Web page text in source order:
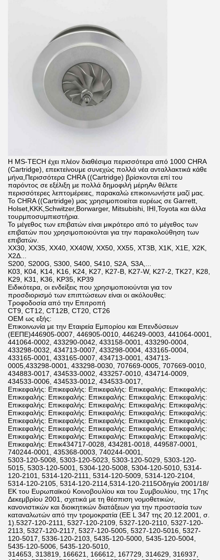
Η MS-TECH έχει πλέον διαθέσιμα περισσότερα από 1000 CHRA
(Cartridge), επεκτείνουμε συνεχώς πολλά νέα ανταλλακτικά κάθε
μήνα,Περισσότερα CHRA ((Cartridge) βρίσκονται επί του
παρόντος σε εξέλιξη με πολλά δημοφιλή μέρηΑν θέλετε
περισσότερες λεπτομέρειες, παρακαλώ επικοινωνήστε μαζί μας.
Το CHRA ((Cartridge) μας χρησιμοποιείται ευρέως σε Garrett,
Holset,KKK,Schwitzer,Borwarger, Mitsubishi, IHI,Toyota και άλλα
τουρμποσυμπιεστήρια.
Το μέγεθος των επιβατών είναι μικρότερο από το μέγεθος των
επιβατών που χρησιμοποιούνται για την παρακολούθηση των
επιβατών.
ΧΧ30, ΧΧ35, ΧΧ40, ΧΧ40W, ΧΧ50, ΧΧ55, ΧΤ3Β, Χ1Κ, Χ1Ε, Χ2Κ,
Χ2Δ...
S200, S200G, S300, S400, S410, S2A, S3A,...
K03, K04, K14, K16, K24, K27, K27-B, K27-W, K27-2, TK27, K28,
K29, K31, K36, KP35, KP39
Ειδικότερα, οι ενδείξεις που χρησιμοποιούνται για τον
προσδιορισμό των επιπτώσεων είναι οι ακόλουθες:
Τροφοδοσία από την Επιτροπή
CT9, CT12, CT12B, CT20, CT26
OEM ως εξής:
Επικοινωνία με την Εταιρεία Εμπορίου και Επενδύσεων
(ΕΕΠΕ)446905-0007, 446905-0010, 446249-0003, 441064-0001,
441064-0002, 433290-0042, 433158-0001, 433290-0004,
433298-0032, 434713-0007, 433298-0004, 433165-0004,
433165-0001, 433165-0007, 434713-0001, 434713-
0005,433298-0001, 433298-0030, 707669-0005, 707669-0010,
434883-0017, 434533-0002, 433257-0010, 434714-0009,
434533-0006, 434533-0012, 434533-0017,
Επικεφαλής: Επικεφαλής: Επικεφαλής: Επικεφαλής: Επικεφαλής:
Επικεφαλής: Επικεφαλής: Επικεφαλής: Επικεφαλής: Επικεφαλής:
Επικεφαλής: Επικεφαλής: Επικεφαλής: Επικεφαλής: Επικεφαλής:
Επικεφαλής: Επικεφαλής: Επικεφαλής: Επικεφαλής: Επικεφαλής:
Επικεφαλής: Επικεφαλής: Επικεφαλής: Επικεφαλής: Επικεφαλής:
Επικεφαλής: Επικεφαλής: Επικεφαλής: Επικεφαλής: Επικεφαλής:
Επικεφαλής: Επικεφαλής: Επικεφαλής: Επικεφαλής: Επικεφαλής:
Επικεφαλής: Επικ434717-0028, 434281-0018, 449587-0001,
740244-0001, 435368-0003, 740244-0001,
5303-120-5008, 5303-120-5023, 5303-120-5029, 5303-120-
5015, 5303-120-5001, 5304-120-5008, 5304-120-5010, 5314-
120-2101, 5314-120-2111, 5314-120-5009, 5314-120-2104,
5314-120-2105, 5314-120-2114,5314-120-2115Οδηγία 2001/18/
ΕΚ του Ευρωπαϊκού Κοινοβουλίου και του Συμβουλίου, της 17ης
Δεκεμβρίου 2001, σχετικά με τη θέσπιση νομοθετικών,
κανονιστικών και διοικητικών διατάξεων για την προστασία των
καταναλωτών από την τρομοκρατία (ΕΕ L 347 της 20.12.2001, σ.
1).5327-120-2111, 5327-120-2109, 5327-120-2110, 5327-120-
2113, 5327-120-2117, 5327-120-5005, 5327-120-5016, 5327-
120-5017, 5336-120-2103, 5435-120-5000, 5435-120-5004,
5435-120-5006, 5435-120-5010,
314653, 313819, 166621, 166612, 167729, 314629, 316937,